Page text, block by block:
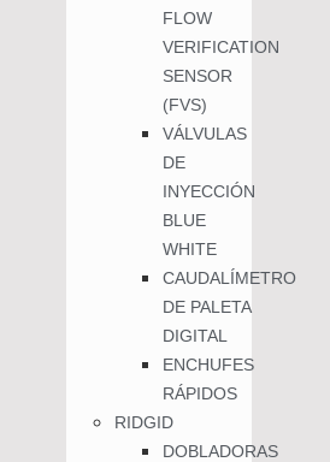
FLOW
VERIFICATION
SENSOR
(FVS)
VÁLVULAS
DE
INYECCIÓN
BLUE
WHITE
CAUDALÍMETRO
DE PALETA
DIGITAL
ENCHUFES
RÁPIDOS
RIDGID
DOBLADORAS